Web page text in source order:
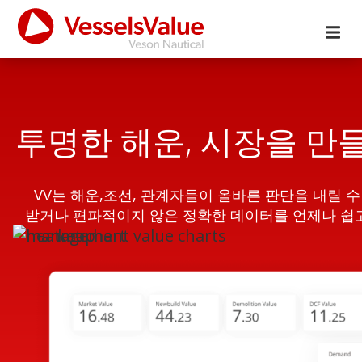
투명한 해운, 시장을 만
VV는 해운,조선, 관계자들이 올바른 판단을 내릴
받거나 편파적이지 않은 정확한 데이터를 언제나 쉽